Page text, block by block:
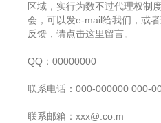
区域，实行为数不过代理权制
会，可以发e-mail给我们，或
反馈，请点击这里留言。
QQ：00000000
联系电话：000-000000 000-
联系邮箱：xxx@.co.m